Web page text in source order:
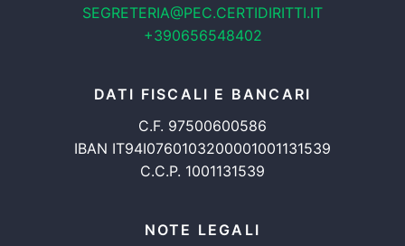
SEGRETERIA@PEC.CERTIDIRITTI.IT
+390656548402
DATI FISCALI E BANCARI
C.F. 97500600586
IBAN IT94I0760103200001001131539
C.C.P. 1001131539
NOTE LEGALI